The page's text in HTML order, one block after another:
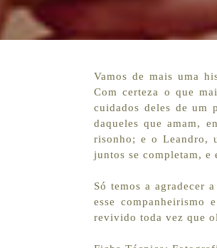
Vamos de mais uma
Com certeza o que
cuidados deles de um
daqueles que amam,
risonho; e o Leandro,
juntos se completam,
Só temos a agradecer
esse
revivido toda vez que